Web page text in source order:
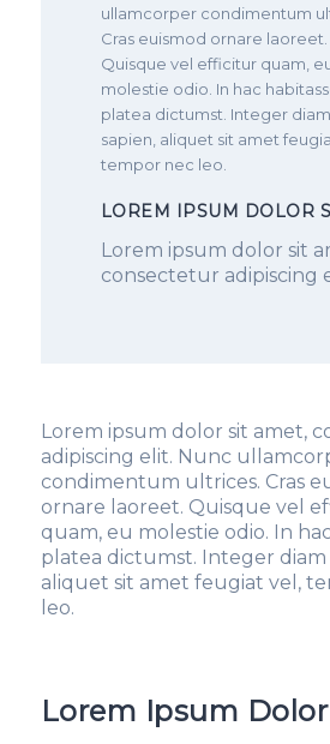
ullamcorper condimentum
Cras euismod ornare laoreet.
Quisque vel efficitur quam,
molestie odio. In hac
platea dictumst. Integer diam
sapien, aliquet sit amet
tempor nec leo.
LOREM IPSUM DOLOR
Lorem ipsum dolor sit
consectetur adipiscing
Lorem ipsum dolor sit amet,
adipiscing elit. Nunc
condimentum ultrices. Cras
ornare laoreet. Quisque vel
quam, eu molestie odio. In
platea dictumst. Integer diam
aliquet sit amet feugiat vel,
leo.
Lorem Ipsum